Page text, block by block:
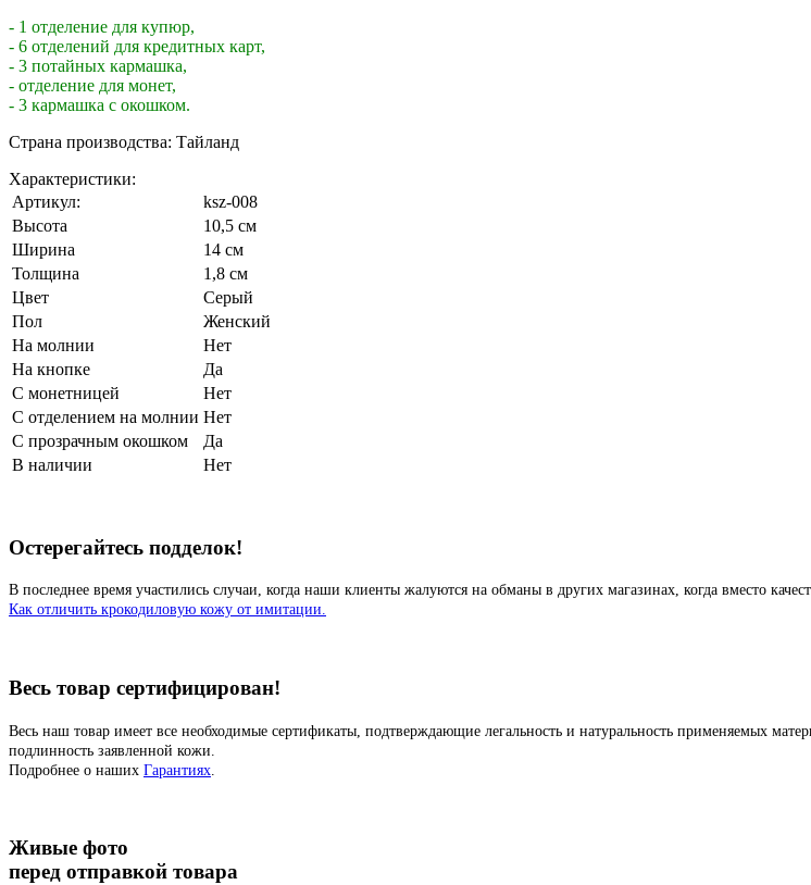
- 1 отделение для купюр,
- 6 отделений для кредитных карт,
- 3 потайных кармашка,
- отделение для монет,
- 3 кармашка с окошком.
Страна производства: Тайланд
Характеристики:
Артикул:
ksz-008
Высота
10,5 см
Ширина
14 см
Толщина
1,8 см
Цвет
Серый
Пол
Женский
На молнии
Нет
На кнопке
Да
С монетницей
Нет
С отделением на молнии Нет
С прозрачным окошком
Да
В наличии
Нет
Остерегайтесь подделок!
В последнее время участились случаи, когда наши клиенты жалуются на обманы в других магазинах, когда вместо
Как отличить крокодиловую кожу от имитации.
Весь товар сертифицирован!
Весь наш товар имеет все необходимые сертификаты, подтверждающие легальность и натуральность применяемых
подлинность заявленной кожи.
Подробнее о наших Гарантиях
Живые фото
перед отправкой товара